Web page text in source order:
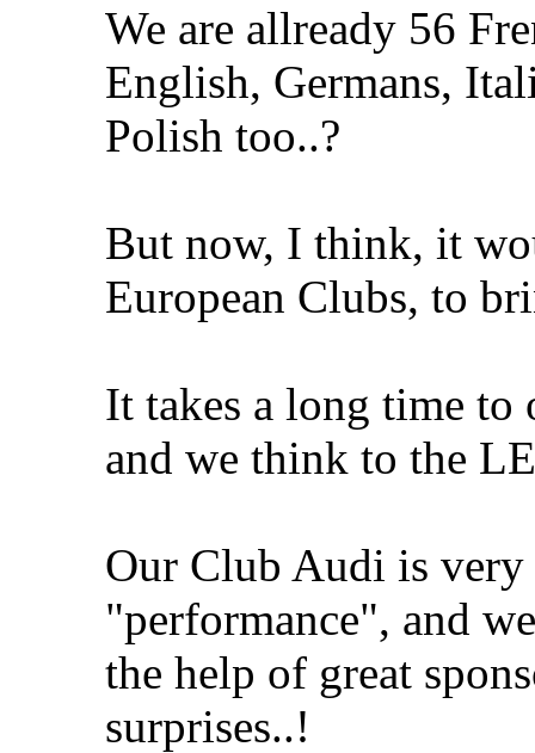
We are allready 56
English, Germans,
Polish too..?
But now, I think, it
European Clubs, to
It takes a long time to
and we think to the
Our Club Audi is
"performance", and
the help of great
surprises..!